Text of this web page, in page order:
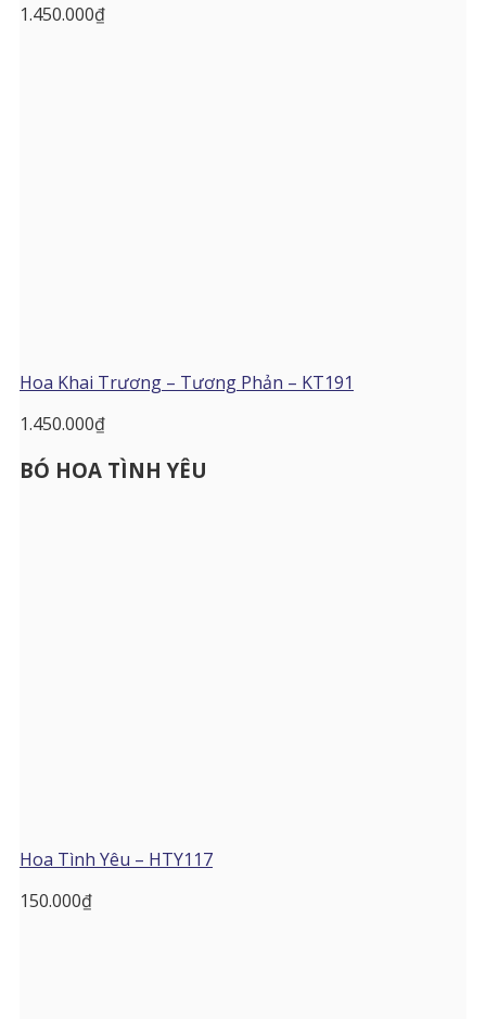
1.450.000₫
Hoa Khai Trương – Tương Phản – KT191
1.450.000₫
BÓ HOA TÌNH YÊU
Hoa Tình Yêu – HTY117
150.000₫